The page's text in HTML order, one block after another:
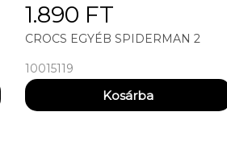
1.890 FT
CROCS EGYÉB SPIDERMAN 2
10015119